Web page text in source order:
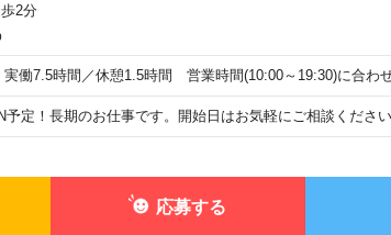
2分
実働7.5時間／休憩1.5時間 営業時間(10:00～19:30)に合わ
予定！長期のお仕事です。開始日はお気軽にご相談ください
応募する